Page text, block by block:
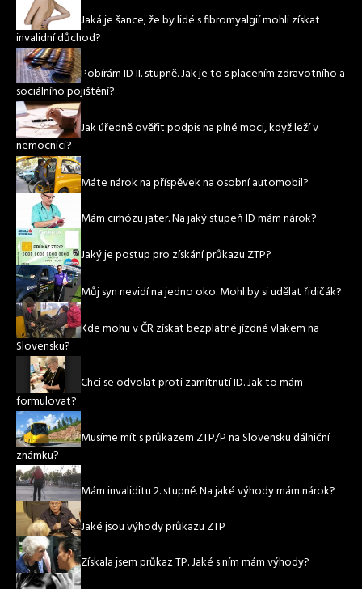
Jaká je šance, že by lidé s fibromyalgií mohli získat
invalidní důchod?
Pobírám ID II. stupně. Jak je to s placením zdravotního a
sociálního pojištění?
Jak úředně ověřit podpis na plné moci, když leží v
nemocnici?
Máte nárok na příspěvek na osobní automobil?
Mám cirhózu jater. Na jaký stupeň ID mám nárok?
Jaký je postup pro získání průkazu ZTP?
Můj syn nevidí na jedno oko. Mohl by si udělat řidičák?
Kde mohu v ČR získat bezplatné jízdné vlakem na
Slovensku?
Chci se odvolat proti zamítnutí ID. Jak to mám
formulovat?
Musíme mít s průkazem ZTP/P na Slovensku dálniční
známku?
Mám invaliditu 2. stupně. Na jaké výhody mám nárok?
Jaké jsou výhody průkazu ZTP
Získala jsem průkaz TP. Jaké s ním mám výhody?